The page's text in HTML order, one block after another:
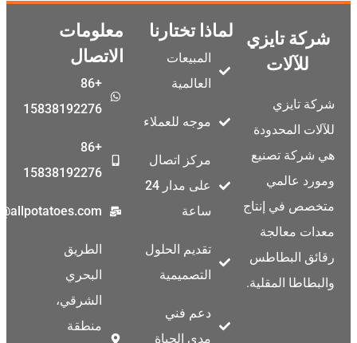
شركة تايزي
للآلات
شركة تايزي
للآلات المحدودة
هي شركة تصنيع
ومورد عالمي
متخصص في إنتاج
معدات معالجة
رقائق البطاطس
والبطاطا المقلية.
لماذا تختارنا
المبيعات
العالمية
موجه للعملاء
مركز اتصال
على مدار 24
ساعة
تقديم الحلول
التصميمية
دعم فني
مدى الحياة
معلومات
الاتصال
15838192276
15838192276
info@allpotatoes.com
الطريق
البحري
الشرقي،
منطقة